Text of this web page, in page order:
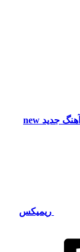
آهنگ جدید new
ریمیکس